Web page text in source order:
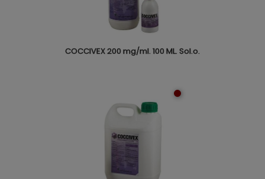
COCCIVEX 200 mg/ml. 100 ML. Sol.o.